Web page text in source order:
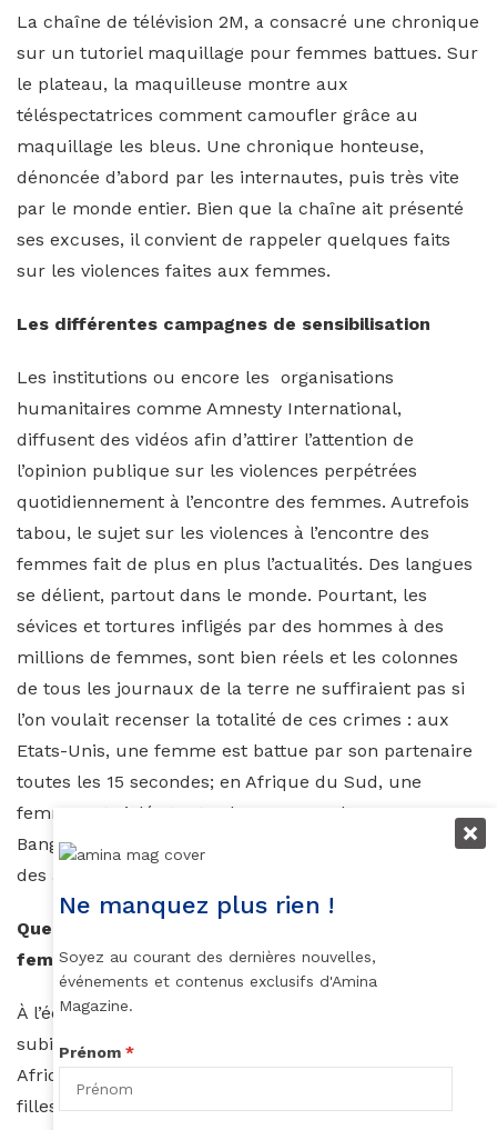
La chaîne de télévision 2M, a consacré une chronique
sur un tutoriel maquillage pour femmes battues. Sur
le plateau, la maquilleuse montre aux
téléspectatrices comment camoufler grâce au
maquillage les bleus. Une chronique honteuse,
dénoncée d’abord par les internautes, puis très vite
par le monde entier. Bien que la chaîne ait présenté
ses excuses, il convient de rappeler quelques faits
sur les violences faites aux femmes.
Les différentes campagnes de sensibilisation
Les institutions ou encore les organisations
humanitaires comme Amnesty International,
diffusent des vidéos afin d’attirer l’attention de
l’opinion publique sur les violences perpétrées
quotidiennement à l’encontre des femmes. Autrefois
tabou, le sujet sur les violences à l’encontre des
femmes fait de plus en plus l’actualités. Des langues
se délient, partout dans le monde. Pourtant, les
sévices et tortures infligés par des hommes à des
millions de femmes, sont bien réels et les colonnes
de tous les journaux de la terre ne suffiraient pas si
l’on voulait recenser la totalité de ces crimes : aux
Etats-Unis, une femme est battue par son partenaire
toutes les 15 secondes; en Afrique du Sud, une
femme est violée toutes les 23 secondes ; au
Bangladesh, près de la moitié des femmes ont subi
des abus physiques de la part de leur conjoint, …
Quelques chiffres sur violences faites aux
femmes en Afrique
À l’échelle mondiale, 35 % des femmes (une sur trois)
subissent des violences au cours de leur vie. En
Afrique, les violences à l’encontre des femmes et des
filles représentent un véritable fléau : violences
Ne manquez plus rien !
Soyez au courant des dernières nouvelles,
événements et contenus exclusifs d'Amina
Magazine.
Prénom *